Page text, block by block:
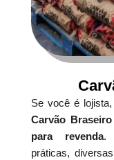
Se você é
Carvão Braseiro
para revenda.
práticas,